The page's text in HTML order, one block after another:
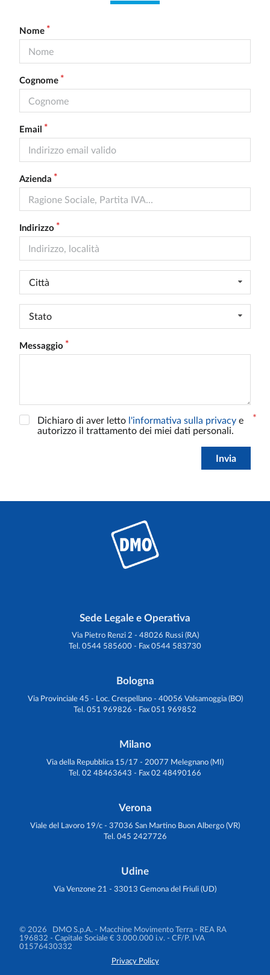
Nome
Cognome
Email
Azienda
Indirizzo
Città
Stato
Messaggio
Dichiaro di aver letto l'informativa sulla privacye
autorizzo il trattamento dei miei dati personali.
Invia
Sede Legale e Operativa
Via Pietro Renzi 2 - 48026 Russi (RA)
Tel. 0544 585600 - Fax 0544 583730
Bologna
Via Provinciale 45 - Loc. Crespellano - 40056 Valsamoggia (BO)
Tel. 051 969826 - Fax 051 969852
Milano
Via della Repubblica 15/17 - 20077 Melegnano (MI)
Tel. 02 48463643 - Fax 02 48490166
Verona
Viale del Lavoro 19/c - 37036 San Martino Buon Albergo (VR)
Tel. 045 2427726
Udine
Via Venzone 21 - 33013 Gemona del Friuli (UD)
© 2026 DMO S.p.A. - Macchine Movimento Terra - REA RA
196832 - Capitale Sociale € 3.000.000 i.v. - CF/P. IVA
01576430332
Privacy Policy